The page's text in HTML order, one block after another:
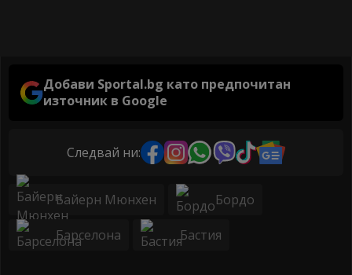
Добави Sportal.bg като предпочитан
източник в Google
Следвай ни:
Байерн Мюнхен Бордо
Барселона Бастия